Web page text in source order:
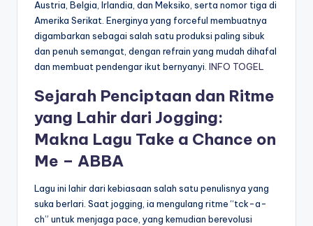
Austria, Belgia, Irlandia, dan Meksiko, serta nomor tiga di
Amerika Serikat. Energinya yang forceful membuatnya
digambarkan sebagai salah satu produksi paling sibuk
dan penuh semangat, dengan refrain yang mudah dihafal
dan membuat pendengar ikut bernyanyi. INFO TOGEL
Sejarah Penciptaan dan Ritme
yang Lahir dari Jogging:
Makna Lagu Take a Chance on
Me – ABBA
Lagu ini lahir dari kebiasaan salah satu penulisnya yang
suka berlari. Saat jogging, ia mengulang ritme “tck-a-
ch” untuk menjaga pace, yang kemudian berevolusi